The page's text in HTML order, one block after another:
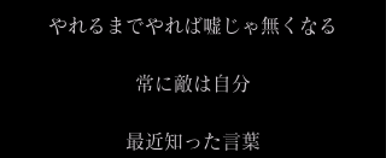
やれるまでやれば嘘じゃ無くなる
常に敵は自分
最近知った言葉